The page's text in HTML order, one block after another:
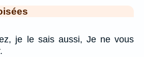
je le sais aussi, Je ne vous